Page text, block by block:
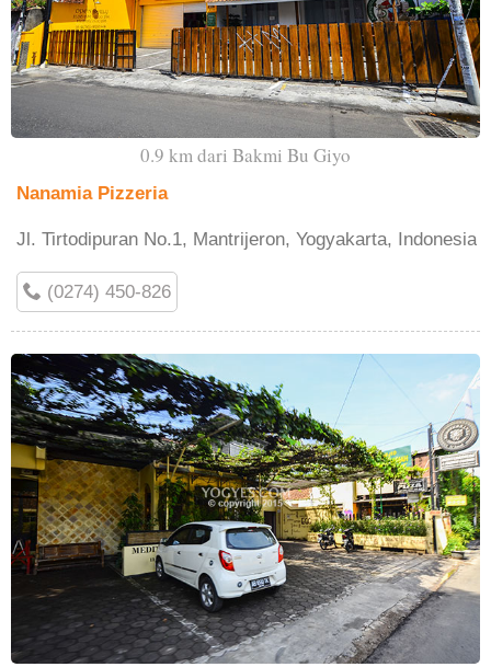
0.9 km dari Bakmi Bu Giyo
Nanamia Pizzeria
Jl. Tirtodipuran No.1, Mantrijeron, Yogyakarta, Indonesia
(0274) 450-826